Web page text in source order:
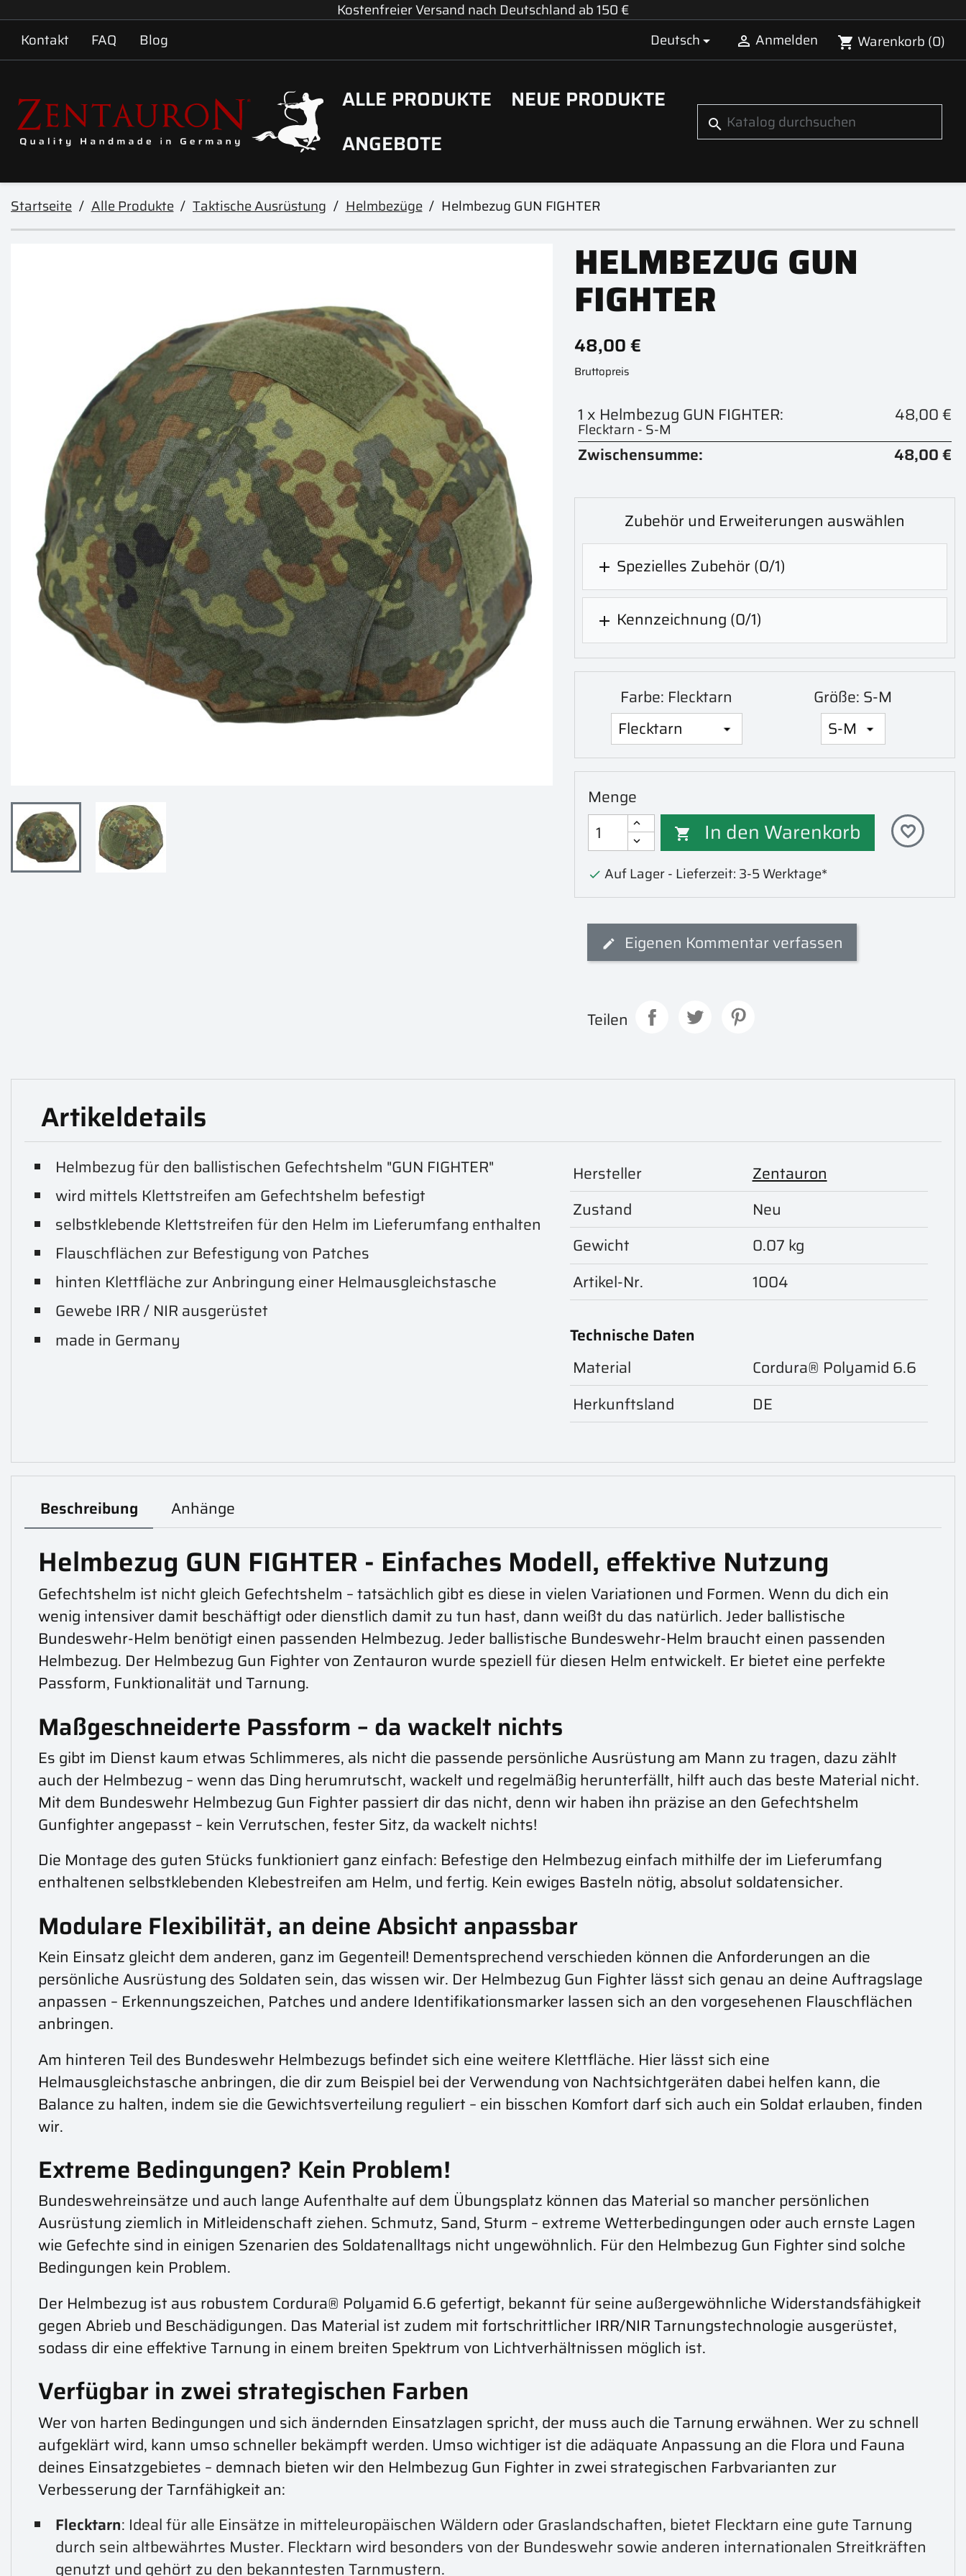
Kostenfreier Versand nach Deutschland ab 150 €
Kontakt
FAQ Blog Deutsch  Anmelden shopping_cart Warenkorb (0)
ALLE PRODUKTE
NEUE PRODUKTE
ANGEBOTE
search
Startseite Alle Produkte Taktische Ausrüstung Helmbezüge Helmbezug GUN FIGHTER
HELMBEZUG GUN
FIGHTER
48,00 €
Bruttopreis
1 x Helmbezug GUN FIGHTER:
Flecktarn - S-M
48,00 €
Zwischensumme:
48,00 €
Zubehör und Erweiterungen auswählen
 Spezielles Zubehör(0/1)
 Kennzeichnung (0/1)
Farbe: Flecktarn Größe: S-M
Menge
 In den Warenkorb favorite_border
 Auf Lager - Lieferzeit: 3-5 Werktage*
Eigenen Kommentar verfassen
Teilen
Artikeldetails
Helmbezug für den ballistischen Gefechtshelm "GUN FIGHTER"
wird mittels Klettstreifen am Gefechtshelm befestigt
selbstklebende Klettstreifen für den Helm im Lieferumfang enthalten
Flauschflächen zur Befestigung von Patches
hinten Klettfläche zur Anbringung einer Helmausgleichstasche
Gewebe IRR / NIR ausgerüstet
made in Germany
Hersteller
Zentauron
Zustand
Neu
Gewicht
0.07 kg
Artikel-Nr.
1004
Technische Daten
Material
Cordura® Polyamid 6.6
Herkunftsland
DE
Beschreibung Anhänge
Helmbezug GUN FIGHTER - Einfaches Modell, effektive Nutzung
Gefechtshelm ist nicht gleich Gefechtshelm – tatsächlich gibt es diese in vielen Variationen und Formen. Wenn du dich ein
wenig intensiver damit beschäftigt oder dienstlich damit zu tun hast, dann weißt du das natürlich. Jeder ballistische
Bundeswehr-Helm benötigt einen passenden Helmbezug. Jeder ballistische Bundeswehr-Helm braucht einen passenden
Helmbezug. Der Helmbezug Gun Fighter von Zentauron wurde speziell für diesen Helm entwickelt. Er bietet eine perfekte
Passform, Funktionalität und Tarnung.
Maßgeschneiderte Passform – da wackelt nichts
Es gibt im Dienst kaum etwas Schlimmeres, als nicht die passende persönliche Ausrüstung am Mann zu tragen, dazu zählt
auch der Helmbezug – wenn das Ding herumrutscht, wackelt und regelmäßig herunterfällt, hilft auch das beste Material nicht.
Mit dem Bundeswehr Helmbezug Gun Fighter passiert dir das nicht, denn wir haben ihn präzise an den Gefechtshelm
Gunfighter angepasst – kein Verrutschen, fester Sitz, da wackelt nichts!
Die Montage des guten Stücks funktioniert ganz einfach: Befestige den Helmbezug einfach mithilfe der im Lieferumfang
enthaltenen selbstklebenden Klebestreifen am Helm, und fertig. Kein ewiges Basteln nötig, absolut soldatensicher.
Modulare Flexibilität, an deine Absicht anpassbar
Kein Einsatz gleicht dem anderen, ganz im Gegenteil! Dementsprechend verschieden können die Anforderungen an die
persönliche Ausrüstung des Soldaten sein, das wissen wir. Der Helmbezug Gun Fighter lässt sich genau an deine Auftragslage
anpassen – Erkennungszeichen, Patches und andere Identifikationsmarker lassen sich an den vorgesehenen Flauschflächen
anbringen.
Am hinteren Teil des Bundeswehr Helmbezugs befindet sich eine weitere Klettfläche. Hier lässt sich eine
Helmausgleichstasche anbringen, die dir zum Beispiel bei der Verwendung von Nachtsichtgeräten dabei helfen kann, die
Balance zu halten, indem sie die Gewichtsverteilung reguliert – ein bisschen Komfort darf sich auch ein Soldat erlauben, finden
wir.
Extreme Bedingungen? Kein Problem!
Bundeswehreinsätze und auch lange Aufenthalte auf dem Übungsplatz können das Material so mancher persönlichen
Ausrüstung ziemlich in Mitleidenschaft ziehen. Schmutz, Sand, Sturm – extreme Wetterbedingungen oder auch ernste Lagen
wie Gefechte sind in einigen Szenarien des Soldatenalltags nicht ungewöhnlich. Für den Helmbezug Gun Fighter sind solche
Bedingungen kein Problem.
Der Helmbezug ist aus robustem Cordura® Polyamid 6.6 gefertigt, bekannt für seine außergewöhnliche Widerstandsfähigkeit
gegen Abrieb und Beschädigungen. Das Material ist zudem mit fortschrittlicher IRR/NIR Tarnungstechnologie ausgerüstet,
sodass dir eine effektive Tarnung in einem breiten Spektrum von Lichtverhältnissen möglich ist.
Verfügbar in zwei strategischen Farben
Wer von harten Bedingungen und sich ändernden Einsatzlagen spricht, der muss auch die Tarnung erwähnen. Wer zu schnell
aufgeklärt wird, kann umso schneller bekämpft werden. Umso wichtiger ist die adäquate Anpassung an die Flora und Fauna
deines Einsatzgebietes – demnach bieten wir den Helmbezug Gun Fighter in zwei strategischen Farbvarianten zur
Verbesserung der Tarnfähigkeit an:
Flecktarn: Ideal für alle Einsätze in mitteleuropäischen Wäldern oder Graslandschaften, bietet Flecktarn eine gute Tarnung
durch sein altbewährtes Muster. Flecktarn wird besonders von der Bundeswehr sowie anderen internationalen Streitkräften
genutzt und gehört zu den bekanntesten Tarnmustern.